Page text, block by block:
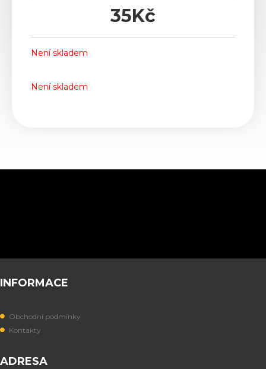
35Kč
Není skladem
Není skladem
INFORMACE
Obchodní podmínky
Kontakty
ADRESA